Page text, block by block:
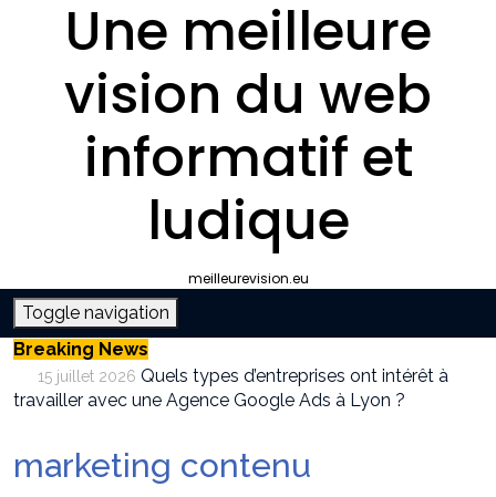
Une meilleure
vision du web
informatif et
ludique
meilleurevision.eu
Toggle navigation
Breaking News
15 juillet 2026 Quels types d’entreprises ont intérêt à
travailler avec une Agence Google Ads à Lyon ?
12 juin 2026
Survivalisme boutique : où acheter son
marketing contenu